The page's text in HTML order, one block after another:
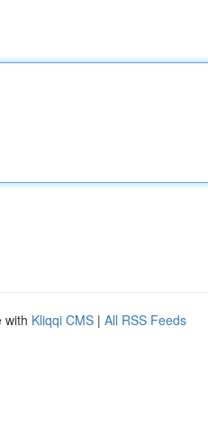
with Kliqqi CMS | All RSS Feeds